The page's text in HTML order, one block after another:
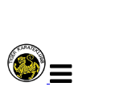
navigasjon